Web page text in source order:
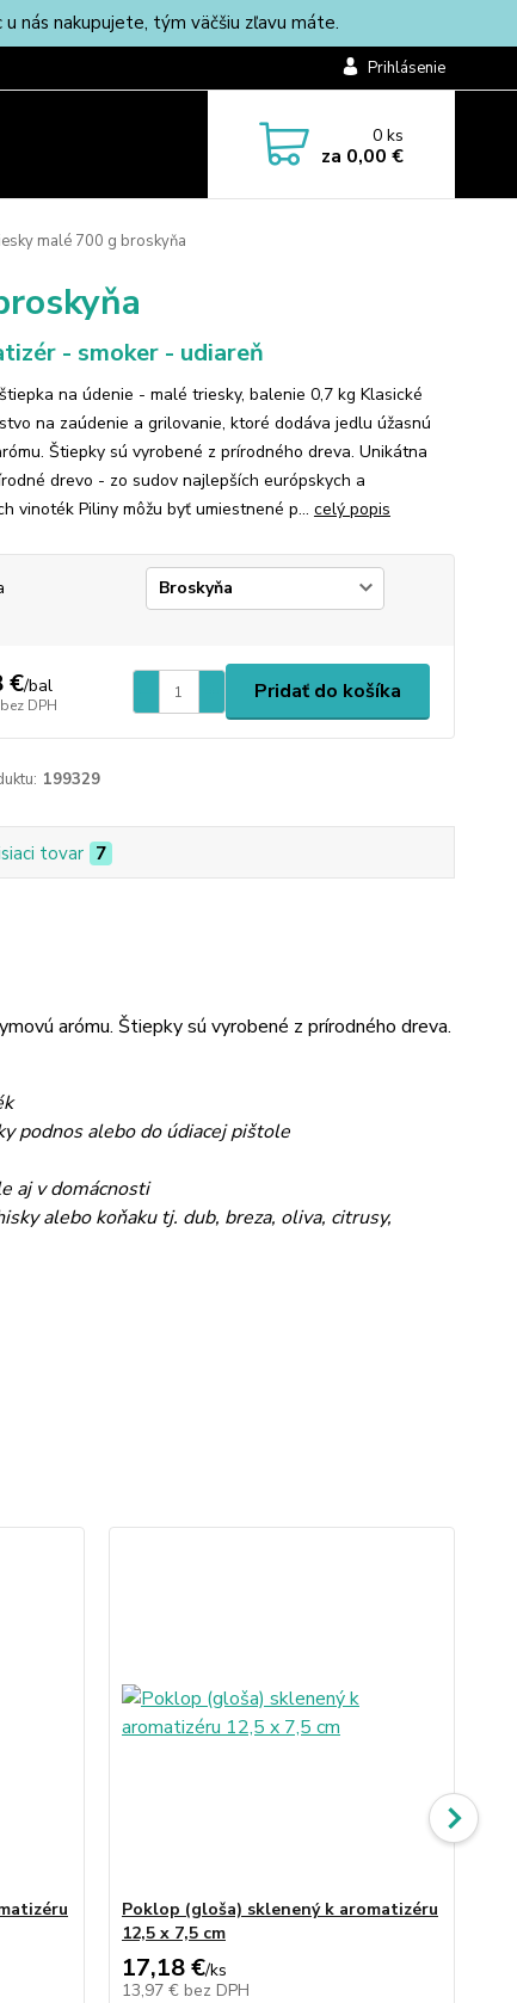
nás nakupujete, tým väčšiu zľavu máte.
Prihlásenie
0ks
za 0,00 €
malé 700 g broskyňa
- smoker - udiareň
na údenie - malé triesky, balenie 0,7 kg Klasické
na zaúdenie a grilovanie, ktoré dodáva jedlu úžasnú
Štiepky sú vyrobené z prírodného dreva. Unikátna
drevo - zo sudov najlepších európskych a
vinoték Piliny môžu byť umiestnené p... celý popis
€/bal
bez DPH
Pridať do košíka
199329
tovar 7
arómu. Štiepky sú vyrobené z prírodného dreva.
podnos alebo do údiacej pištole
aj v domácnosti
alebo koňaku tj. dub, breza, oliva, citrusy,
Poklop (gloša) sklenený k aromatizéru
12,5 x 7,5 cm
17,18 €/ks
13,97 € bez DPH